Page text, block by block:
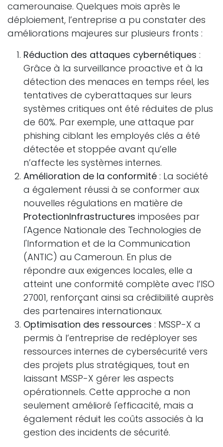
camerounaise. Quelques mois après le
déploiement, l’entreprise a pu constater des
améliorations majeures sur plusieurs fronts :
Réduction des attaques cybernétiques :
Grâce à la surveillance proactive et à la
détection des menaces en temps réel, les
tentatives de cyberattaques sur leurs
systèmes critiques ont été réduites de plus
de 60%. Par exemple, une attaque par
phishing ciblant les employés clés a été
détectée et stoppée avant qu’elle
n’affecte les systèmes internes.
Amélioration de la conformité : La société
a également réussi à se conformer aux
nouvelles régulations en matière de
ProtectionInfrastructures imposées par
l'Agence Nationale des Technologies de
l'Information et de la Communication
(ANTIC) au Cameroun. En plus de
répondre aux exigences locales, elle a
atteint une conformité complète avec l’ISO
27001, renforçant ainsi sa crédibilité auprès
des partenaires internationaux.
Optimisation des ressources : MSSP-X a
permis à l’entreprise de redéployer ses
ressources internes de cybersécurité vers
des projets plus stratégiques, tout en
laissant MSSP-X gérer les aspects
opérationnels. Cette approche a non
seulement amélioré l'efficacité, mais a
également réduit les coûts associés à la
gestion des incidents de sécurité.